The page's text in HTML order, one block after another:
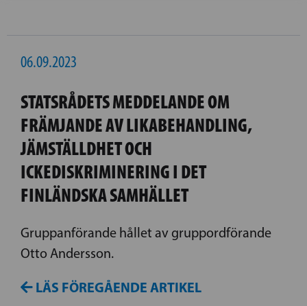
06.09.2023
STATSRÅDETS MEDDELANDE OM
FRÄMJANDE AV LIKABEHANDLING,
JÄMSTÄLLDHET OCH
ICKEDISKRIMINERING I DET
FINLÄNDSKA SAMHÄLLET
Gruppanförande hållet av gruppordförande
Otto Andersson.
LÄS FÖREGÅENDE ARTIKEL